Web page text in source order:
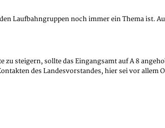
Laufbahngruppen noch immer ein Thema ist.
steigern, sollte das Eingangsamt auf A 8
des Landesvorstandes, hier sei vor allem